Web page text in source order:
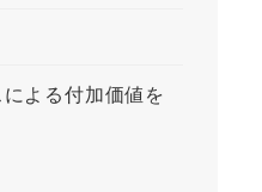
よる付加価値を